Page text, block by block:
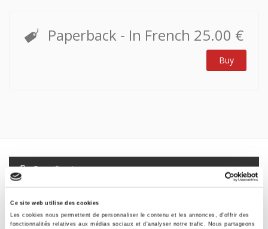
Ce site web utilise des cookies
Les cookies nous permettent de personnaliser le contenu et les annonces, d'offrir des
fonctionnalités relatives aux médias sociaux et d'analyser notre trafic. Nous partageons
Paperback - In French 25.00 €
Buy
Specifications
Contents